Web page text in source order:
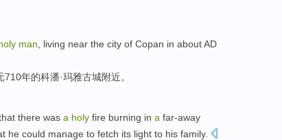
man living near the city of Copan in about AD
710年的科潘·玛雅古城附近。
there was a holy fire burning in a far-away
he could manage to fetch its light to his family.